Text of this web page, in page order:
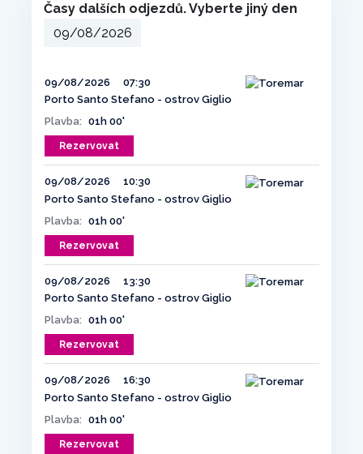
Časy dalších odjezdů. Vyberte jiný den
09/08/2026
07:30
Porto Santo Stefano - ostrov Giglio
Plavba: 01h 00'
Rezervovat
09/08/2026
10:30
Porto Santo Stefano - ostrov Giglio
Plavba: 01h 00'
Rezervovat
09/08/2026
13:30
Porto Santo Stefano - ostrov Giglio
Plavba: 01h 00'
Rezervovat
09/08/2026
16:30
Porto Santo Stefano - ostrov Giglio
Plavba: 01h 00'
Rezervovat